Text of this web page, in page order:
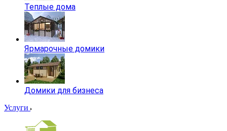
Теплые дома
Ярмарочные домики
Домики для бизнеса
Услуги